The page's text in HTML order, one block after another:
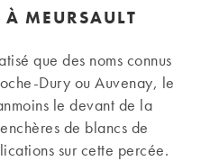
MEURSAULT
que des noms connus
Dury ou Auvenay, le
le devant de la
de blancs de
sur cette percée.